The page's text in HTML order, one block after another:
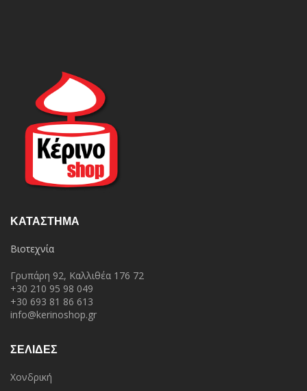
ΚΑΤΆΣΤΗΜΑ
Βιοτεχνία
Γρυπάρη 92, Καλλιθέα 176 72
+30 210 95 98 049
+30 693 81 86 613
info@kerinoshop.gr
ΣΕΛΙΔΕΣ
Χονδρική